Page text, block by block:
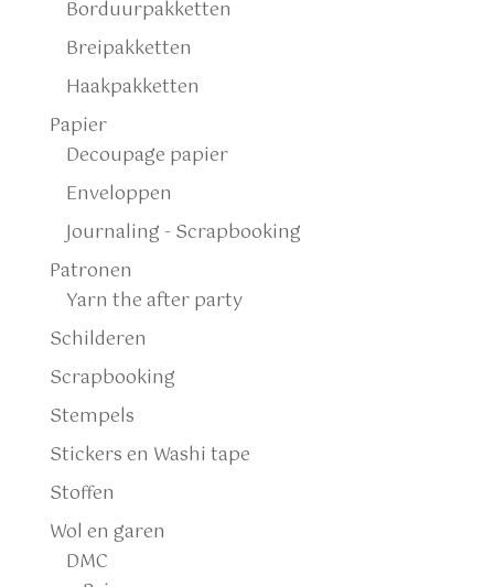
Borduurpakketten
Breipakketten
Haakpakketten
Papier
Decoupage papier
Enveloppen
Journaling - Scrapbooking
Patronen
Yarn the after party
Schilderen
Scrapbooking
Stempels
Stickers en Washi tape
Stoffen
Wol en garen
DMC